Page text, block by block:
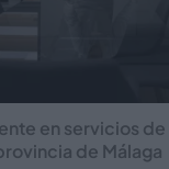
en servicios
de Málaga